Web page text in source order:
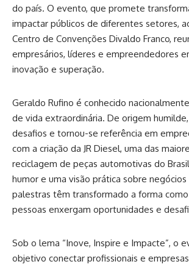
do país. O evento, que promete
impactar públicos de diferentes setores,
Centro de Convenções Divaldo Franco,
empresários, líderes e empreendedores
inovação e superação.
Geraldo Rufino é conhecido
de vida extraordinária. De origem
desafios e tornou-se referência em
com a criação da JR Diesel, uma das
reciclagem de peças automotivas do
humor e uma visão prática sobre negócios
palestras têm transformado a forma
pessoas enxergam oportunidades e
Sob o lema “Inove, Inspire e Impacte”, o
objetivo conectar profissionais e